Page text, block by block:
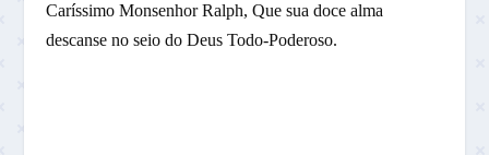
Caríssimo Monsenhor Ralph, Que sua doce alma
descanse no seio do Deus Todo-Poderoso.